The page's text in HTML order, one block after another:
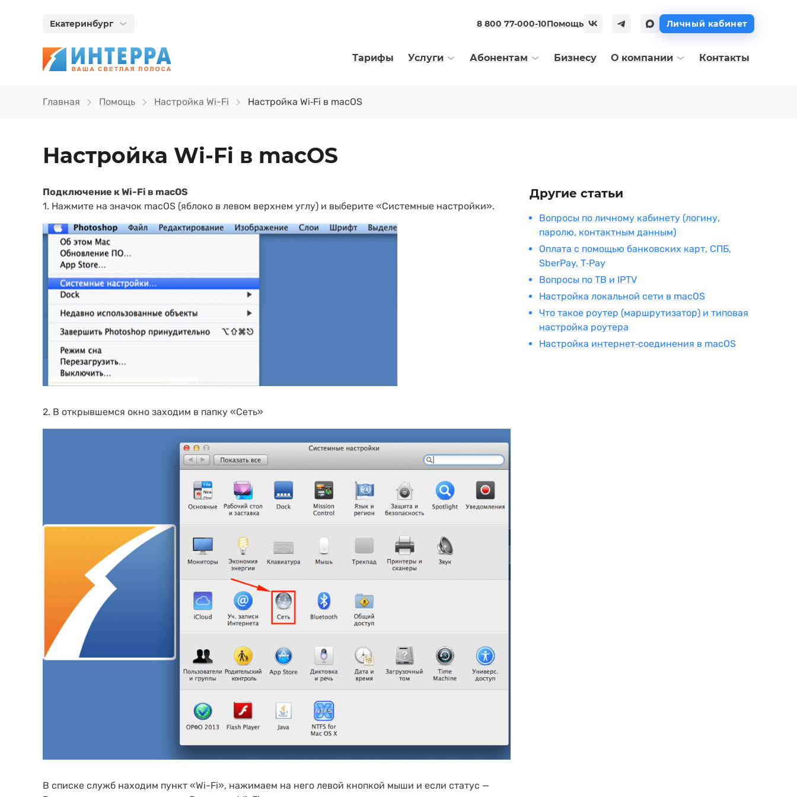
Екатеринбург 8 800 77-000-10Помощь Личный кабинет
Тарифы Услуги Абонентам Бизнесу О компании Контакты
Главная Помощь Настройка Wi-Fi Настройка Wi‑Fi в macOS
Настройка Wi‑Fi в macOS
Подключение к Wi-Fi в macOS
1. Нажмите на значок macOS (яблоко в левом верхнем углу) и выберите «Системные настройки».
2. В открывшемся окно заходим в папку «Сеть»
В списке служб находим пункт «Wi-Fi», нажимаем на него левой кнопкой мыши и если статус —
Другие статьи
Вопросы по личному кабинету (логину,
паролю, контактным данным)
Оплата с помощью банковских карт, СПБ,
SberPay, T‑Pay
Вопросы по ТВ и IPTV
Настройка локальной сети в macOS
Что такое роутер (маршрутизатор) и типовая
настройка роутера
Настройка интернет‑соединения в macOS